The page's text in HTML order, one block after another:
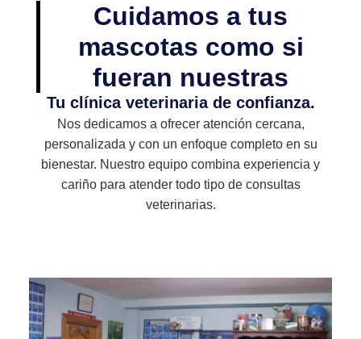
Cuidamos a tus
mascotas como si
fueran nuestras
Tu clínica veterinaria de confianza.
Nos dedicamos a ofrecer atención cercana,
personalizada y con un enfoque completo en su
bienestar. Nuestro equipo combina experiencia y
cariño para atender todo tipo de consultas
veterinarias.